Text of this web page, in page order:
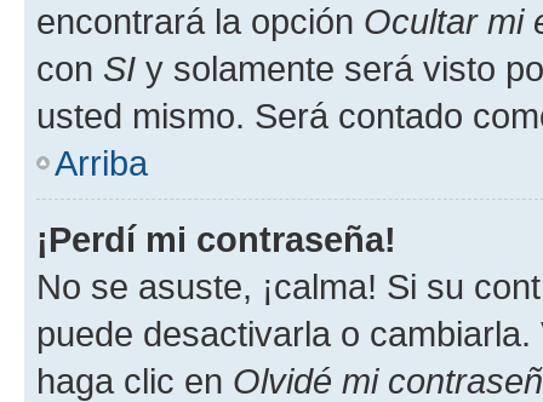
encontrará la opción Ocultar mi
con SI y solamente será visto
usted mismo. Será contado
Arriba
¡Perdí mi contraseña!
No se asuste, ¡calma! Si su
puede desactivarla o
haga clic en Olvidé mi